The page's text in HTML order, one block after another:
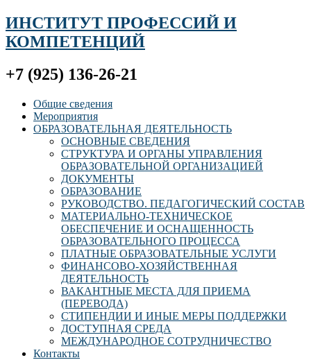
ИНСТИТУТ ПРОФЕССИЙ И
КОМПЕТЕНЦИЙ
+7 (925) 136-26-21
Общие сведения
Мероприятия
ОБРАЗОВАТЕЛЬНАЯ ДЕЯТЕЛЬНОСТЬ
ОСНОВНЫЕ СВЕДЕНИЯ
СТРУКТУРА И ОРГАНЫ УПРАВЛЕНИЯ
ОБРАЗОВАТЕЛЬНОЙ ОРГАНИЗАЦИЕЙ
ДОКУМЕНТЫ
ОБРАЗОВАНИЕ
РУКОВОДСТВО. ПЕДАГОГИЧЕСКИЙ СОСТАВ
МАТЕРИАЛЬНО-ТЕХНИЧЕСКОЕ
ОБЕСПЕЧЕНИЕ И ОСНАЩЕННОСТЬ
ОБРАЗОВАТЕЛЬНОГО ПРОЦЕССА
ПЛАТНЫЕ ОБРАЗОВАТЕЛЬНЫЕ УСЛУГИ
ФИНАНСОВО-ХОЗЯЙСТВЕННАЯ
ДЕЯТЕЛЬНОСТЬ
ВАКАНТНЫЕ МЕСТА ДЛЯ ПРИЕМА
(ПЕРЕВОДА)
СТИПЕНДИИ И ИНЫЕ МЕРЫ ПОДДЕРЖКИ
ДОСТУПНАЯ СРЕДА
МЕЖДУНАРОДНОЕ СОТРУДНИЧЕСТВО
Контакты